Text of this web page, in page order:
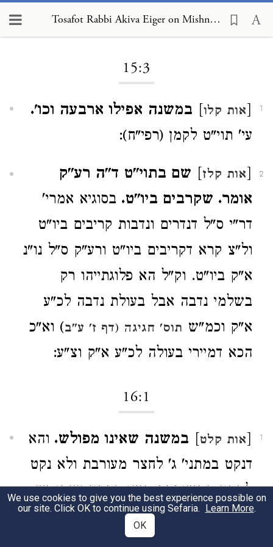
Tosafot Rabbi Akiva Eiger on Mishnah Shabbat 15:3
15:3
1
[אות קלו] במשנה אפילו ארבעה וכו'.
עי' תוי"ט לקמן (רפי"ח):
2
[אות קלז] שם בתוי"ט ד"ה רע"ק
אומר. שקרבים ביו"ט. בסוגיא אמרי'
דר"י ס"ל דנדרים ונדבות קריבים ביו"ט
ול"צ קרא דקריבים ביו"ט ורע"ק ס"ל נו"נ
א"ק ביו"ט. וק"ל הא פלוגתייהו רק
בשלמי נדבה אבל בעולת נדבה לכ"ע
א"ק וכמ"ש תוס' חגיגה (דף ז' ע"ב) וא"כ
הכא דמיירי בעולה לכ"ע א"ק וצ"ע:
16:1
1
[אות קלט] במשנה שאינו מפולש. והא
דנקט במתני' ג' לחצר מעורבת ולא נקט
למבוי המשותפת היינו דמבוי עצמו יש
הפרש דבכ"ק דהכא מהני מבוי שיש לו
We use cookies to give you the best experience possible on
our site. Click OK to continue using Sefaria. Learn More.
OK